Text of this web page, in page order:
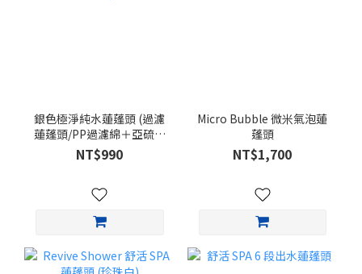
銀色極淨純水蓮蓬頭 (過濾
蓮蓬頭/PP過濾綿＋亞硫酸
鈣除氯)
NT$990
Micro Bubble 微米氣泡蓮
蓬頭
NT$1,700